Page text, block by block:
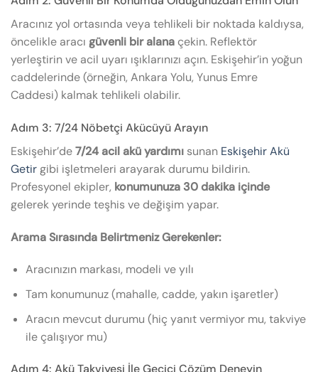
Aracınız yol ortasında veya tehlikeli bir noktada kaldıysa,
öncelikle aracı güvenli bir alana çekin. Reflektör
yerleştirin ve acil uyarı ışıklarınızı açın. Eskişehir’in yoğun
caddelerinde (örneğin, Ankara Yolu, Yunus Emre
Caddesi) kalmak tehlikeli olabilir.
Adım 3: 7/24 Nöbetçi Akücüyü Arayın
Eskişehir’de7/24 acil akü yardımı sunan Eskişehir Akü
Getirgibi işletmeleri arayarak durumu bildirin.
Profesyonel ekipler, konumunuza 30 dakika içinde
gelerek yerinde teşhis ve değişim yapar.
Arama Sırasında Belirtmeniz Gerekenler:
Aracınızın markası, modeli ve yılı
Tam konumunuz (mahalle, cadde, yakın işaretler)
Aracın mevcut durumu (hiç yanıt vermiyor mu, takviye
ile çalışıyor mu)